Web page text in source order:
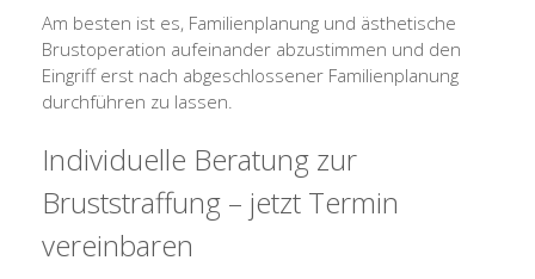
Am besten ist es, Familienplanung und ästhetische
Brustoperation aufeinander abzustimmen und den
Eingriff erst nach abgeschlossener Familienplanung
durchführen zu lassen.
Individuelle Beratung zur
Bruststraffung – jetzt Termin
vereinbaren